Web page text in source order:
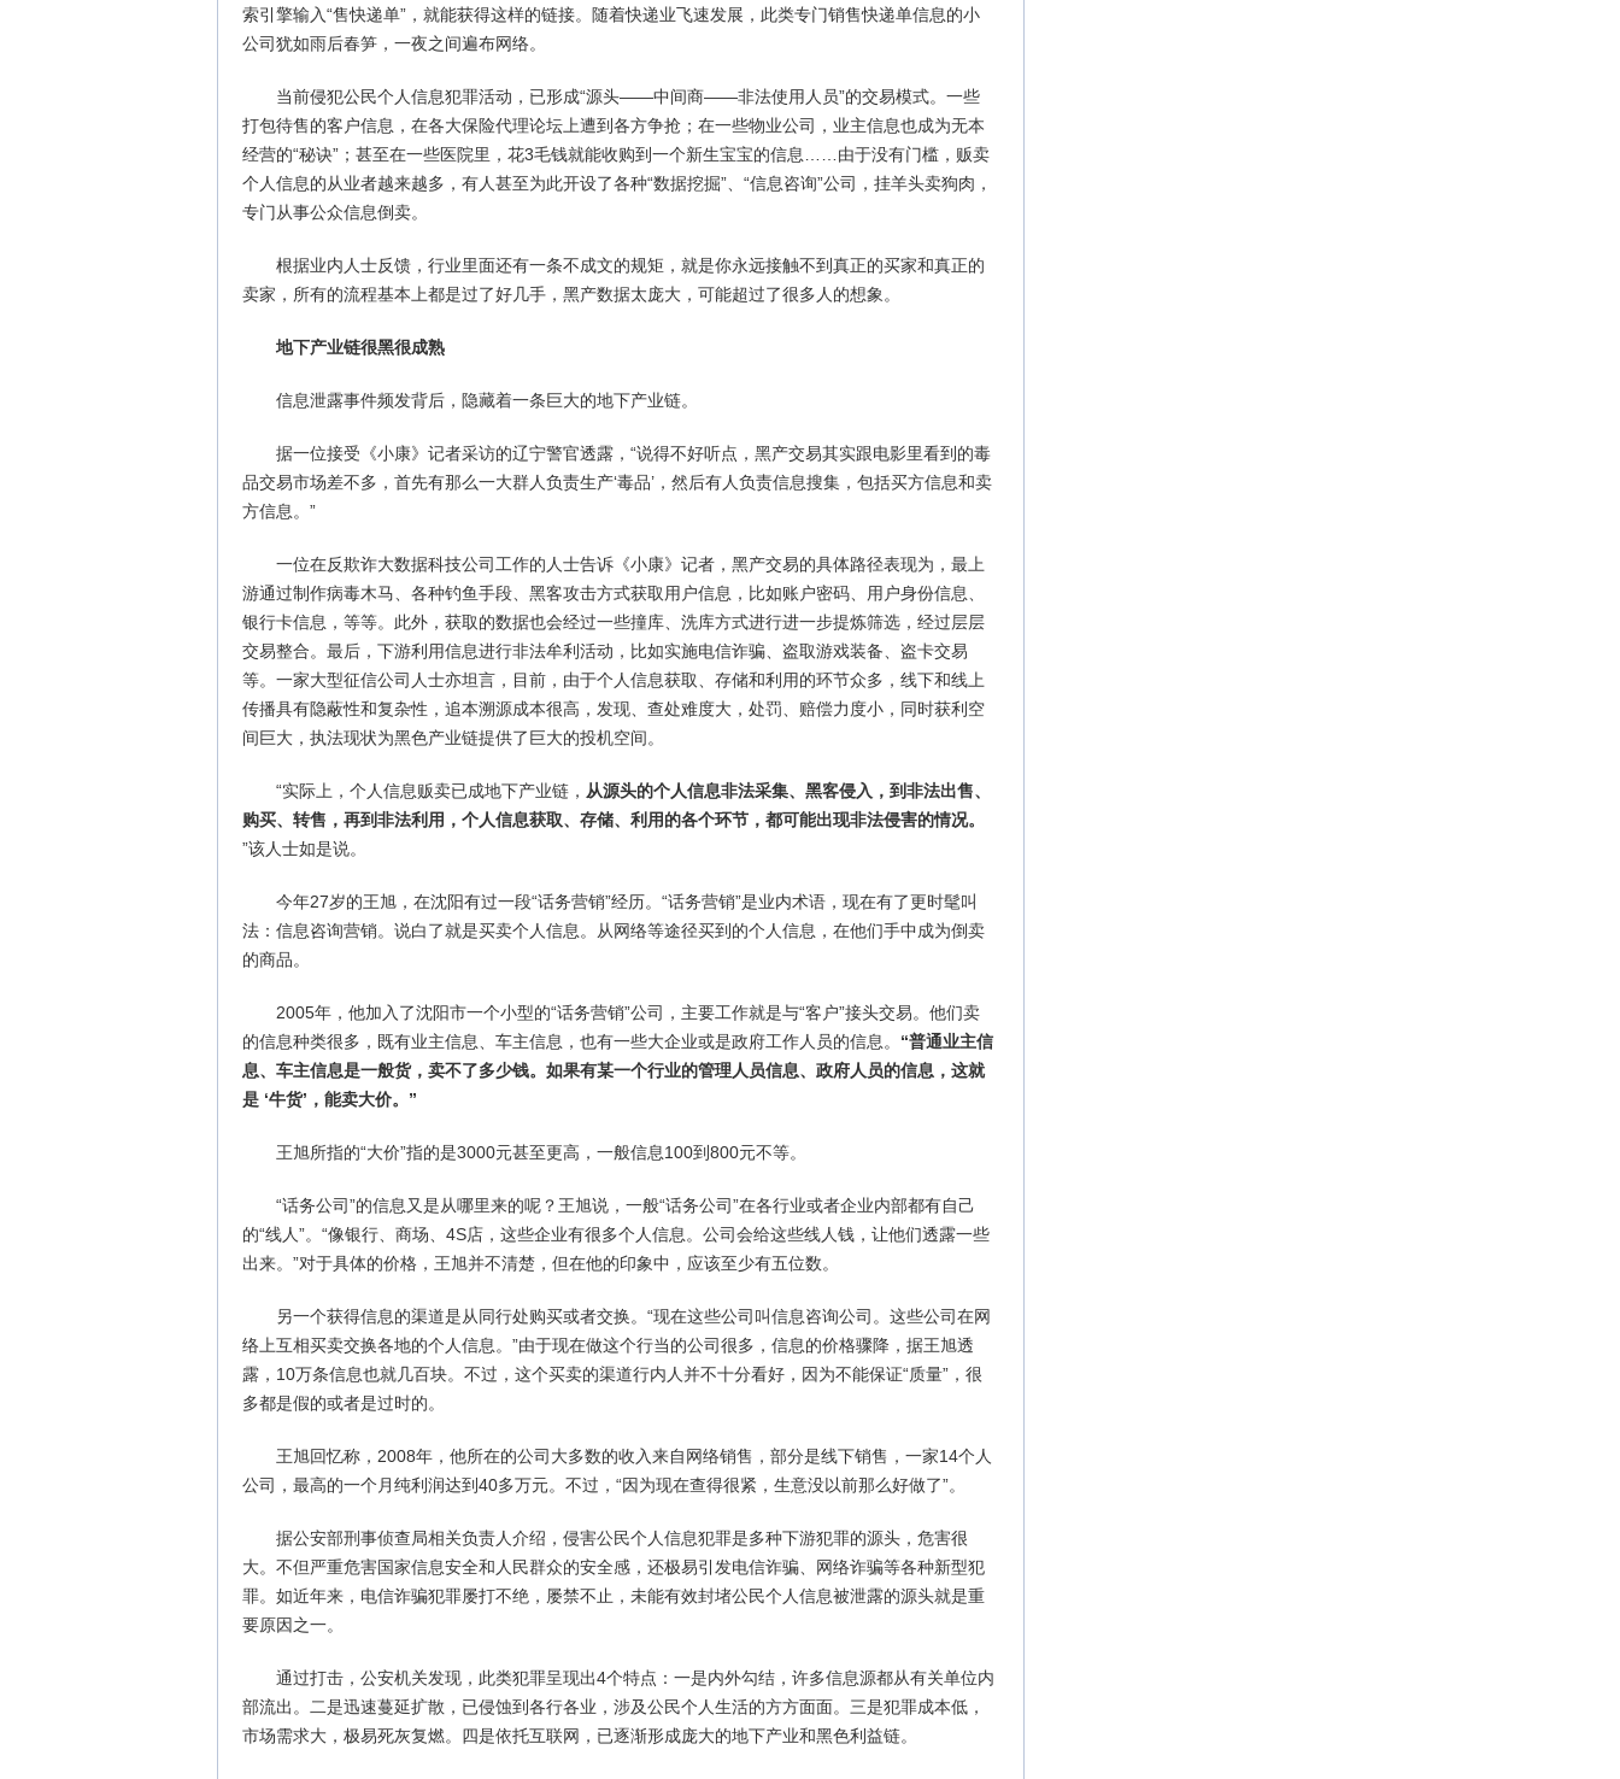
索引擎输入“售快递单”，就能获得这样的链接。随着快递业飞速发展，此类专门销售快递单信息的小
公司犹如雨后春笋，一夜之间遍布网络。
当前侵犯公民个人信息犯罪活动，已形成“源头——中间商——非法使用人员”的交易模式。一些
打包待售的客户信息，在各大保险代理论坛上遭到各方争抢；在一些物业公司，业主信息也成为无本
经营的“秘诀”；甚至在一些医院里，花3毛钱就能收购到一个新生宝宝的信息……由于没有门槛，贩卖
个人信息的从业者越来越多，有人甚至为此开设了各种“数据挖掘”、“信息咨询”公司，挂羊头卖狗肉，
专门从事公众信息倒卖。
根据业内人士反馈，行业里面还有一条不成文的规矩，就是你永远接触不到真正的买家和真正的
卖家，所有的流程基本上都是过了好几手，黑产数据太庞大，可能超过了很多人的想象。
地下产业链很黑很成熟
信息泄露事件频发背后，隐藏着一条巨大的地下产业链。
据一位接受《小康》记者采访的辽宁警官透露，“说得不好听点，黑产交易其实跟电影里看到的毒
品交易市场差不多，首先有那么一大群人负责生产‘毒品’，然后有人负责信息搜集，包括买方信息和卖
方信息。”
一位在反欺诈大数据科技公司工作的人士告诉《小康》记者，黑产交易的具体路径表现为，最上
游通过制作病毒木马、各种钓鱼手段、黑客攻击方式获取用户信息，比如账户密码、用户身份信息、
银行卡信息，等等。此外，获取的数据也会经过一些撞库、洗库方式进行进一步提炼筛选，经过层层
交易整合。最后，下游利用信息进行非法牟利活动，比如实施电信诈骗、盗取游戏装备、盗卡交易
等。一家大型征信公司人士亦坦言，目前，由于个人信息获取、存储和利用的环节众多，线下和线上
传播具有隐蔽性和复杂性，追本溯源成本很高，发现、查处难度大，处罚、赔偿力度小，同时获利空
间巨大，执法现状为黑色产业链提供了巨大的投机空间。
“实际上，个人信息贩卖已成地下产业链， 从源头的个人信息非法采集、黑客侵入，到非法出售、
购买、转售，再到非法利用，个人信息获取、存储、利用的各个环节，都可能出现非法侵害的情况。
”该人士如是说。
今年27岁的王旭，在沈阳有过一段“话务营销”经历。“话务营销”是业内术语，现在有了更时髦叫
法：信息咨询营销。说白了就是买卖个人信息。从网络等途径买到的个人信息，在他们手中成为倒卖
的商品。
2005年，他加入了沈阳市一个小型的“话务营销”公司，主要工作就是与“客户”接头交易。他们卖
的信息种类很多，既有业主信息、车主信息，也有一些大企业或是政府工作人员的信息。 “普通业主信
息、车主信息是一般货，卖不了多少钱。如果有某一个行业的管理人员信息、政府人员的信息，这就
是 ‘牛货’，能卖大价。”
王旭所指的“大价”指的是3000元甚至更高，一般信息100到800元不等。
“话务公司”的信息又是从哪里来的呢？王旭说，一般“话务公司”在各行业或者企业内部都有自己
的“线人”。“像银行、商场、4S店，这些企业有很多个人信息。公司会给这些线人钱，让他们透露一些
出来。”对于具体的价格，王旭并不清楚，但在他的印象中，应该至少有五位数。
另一个获得信息的渠道是从同行处购买或者交换。“现在这些公司叫信息咨询公司。这些公司在网
络上互相买卖交换各地的个人信息。”由于现在做这个行当的公司很多，信息的价格骤降，据王旭透
露，10万条信息也就几百块。不过，这个买卖的渠道行内人并不十分看好，因为不能保证“质量”，很
多都是假的或者是过时的。
王旭回忆称，2008年，他所在的公司大多数的收入来自网络销售，部分是线下销售，一家14个人
公司，最高的一个月纯利润达到40多万元。不过，“因为现在查得很紧，生意没以前那么好做了”。
据公安部刑事侦查局相关负责人介绍，侵害公民个人信息犯罪是多种下游犯罪的源头，危害很
大。不但严重危害国家信息安全和人民群众的安全感，还极易引发电信诈骗、网络诈骗等各种新型犯
罪。如近年来，电信诈骗犯罪屡打不绝，屡禁不止，未能有效封堵公民个人信息被泄露的源头就是重
要原因之一。
通过打击，公安机关发现，此类犯罪呈现出4个特点：一是内外勾结，许多信息源都从有关单位内
部流出。二是迅速蔓延扩散，已侵蚀到各行各业，涉及公民个人生活的方方面面。三是犯罪成本低，
市场需求大，极易死灰复燃。四是依托互联网，已逐渐形成庞大的地下产业和黑色利益链。